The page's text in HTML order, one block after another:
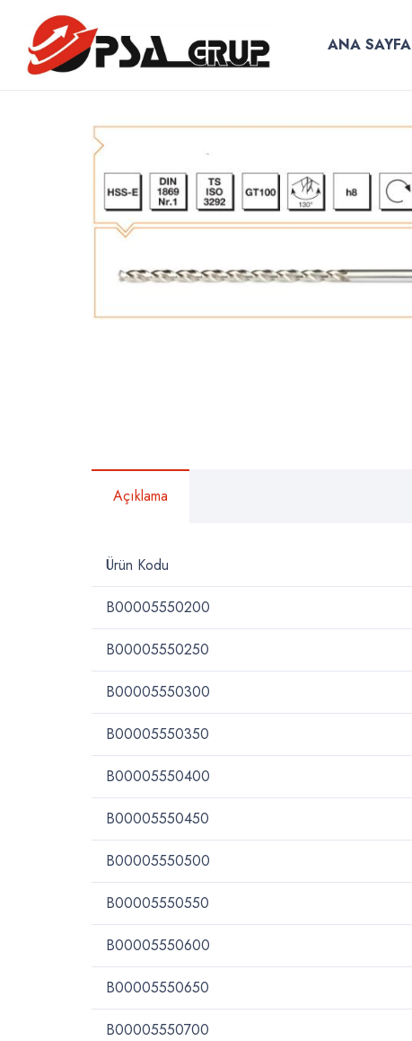
ANA SAYFA
Açıklama
Ürün Kodu
B00005550200
B00005550250
B00005550300
B00005550350
B00005550400
B00005550450
B00005550500
B00005550550
B00005550600
B00005550650
B00005550700